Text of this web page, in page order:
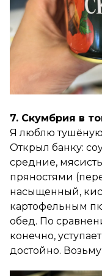
7. Скумбрия в
Я люблю
Открыл банку:
средние,
пряностями
насыщенный,
картофельным
обед. По
конечно,
достойно.